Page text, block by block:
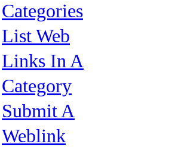
Categories
List Web
Links In A
Category
Submit A
Weblink